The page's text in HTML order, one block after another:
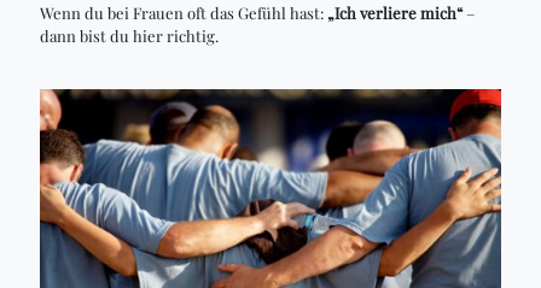
Wenn du bei Frauen oft das Gefühl hast: „Ich verliere mich“–
dann bist du hier richtig.